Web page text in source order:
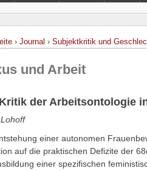
› Journal › Subjektkritik und
und Arbeit
der Arbeitsontologie
einer autonomen
auf die praktischen Defizite der
einer spezifischen